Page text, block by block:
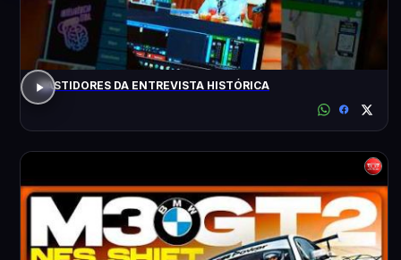
BASTIDORES DA ENTREVISTA HISTÓRICA